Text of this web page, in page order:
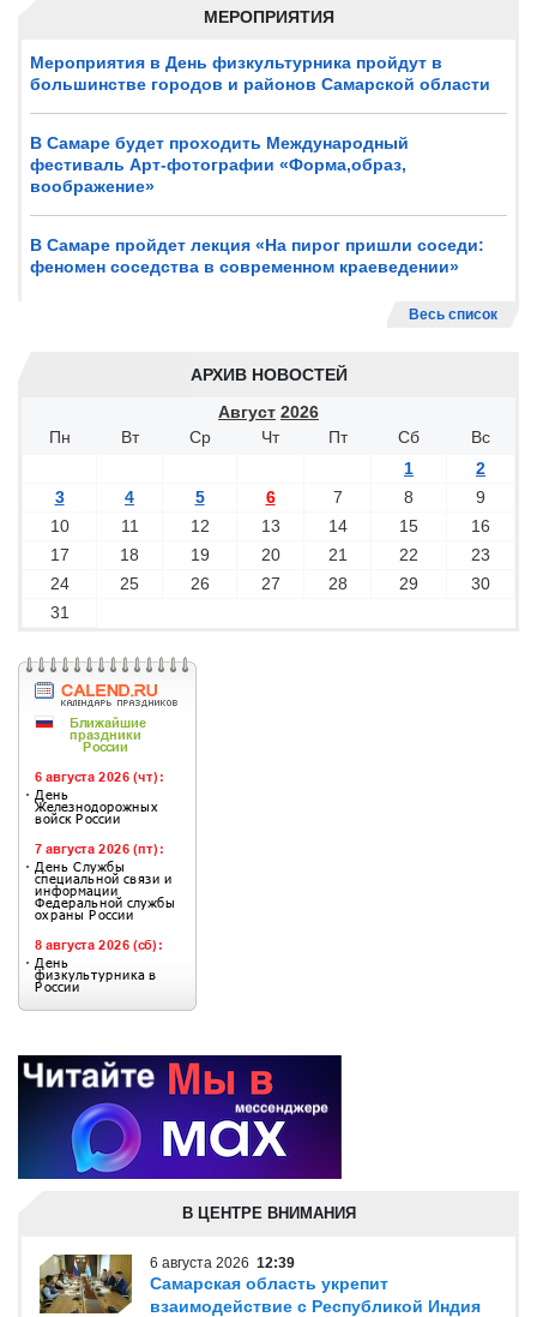
МЕРОПРИЯТИЯ
Мероприятия в День физкультурника пройдут в
большинстве городов и районов Самарской области
В Самаре будет проходить Международный
фестиваль Арт-фотографии «Форма,образ,
воображение»
В Самаре пройдет лекция «На пирог пришли соседи:
феномен соседства в современном краеведении»
Весь список
АРХИВ НОВОСТЕЙ
Август 2026
Пн
Вт Ср Чт Пт Сб
Вс
1
2
3
4 5 6 7 8
9
10
11 12 13 14 15
16
17
18 19 20 21 22
23
24
25 26 27 28 29
30
31
В ЦЕНТРЕ ВНИМАНИЯ
6 августа 2026 12:39
Самарская область укрепит
взаимодействие с Республикой Индия